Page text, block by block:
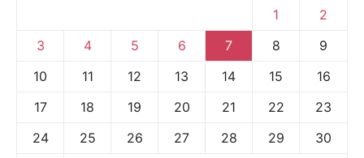
1
2
3
4 5 6 7 8
9
10
11 12 13 14 15
16
17
18 19 20 21 22
23
24
25 26 27 28 29
30